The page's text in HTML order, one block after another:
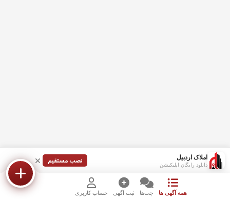
املاک اردبیل
دانلود رایگان اپلیکیشن
نصب مستقیم
همه آگهی ها چت‌ها ثبت آگهی حساب کاربری